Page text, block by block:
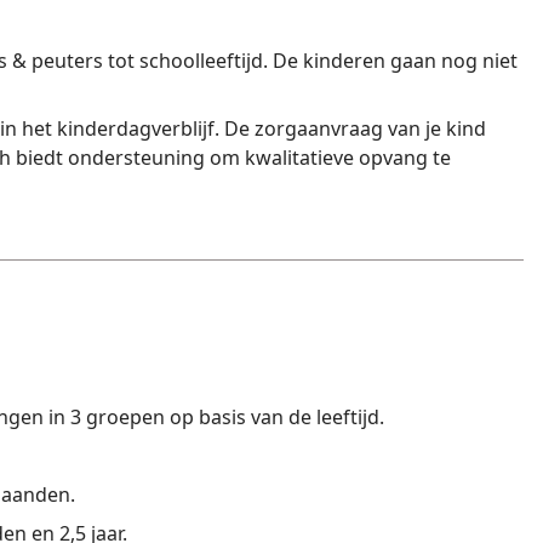
peuters tot schoolleeftijd. De kinderen gaan nog niet
het kinderdagverblijf. De zorgaanvraag van je kind
biedt ondersteuning om kwalitatieve opvang te
in 3 groepen op basis van de leeftijd.
en 2,5 jaar.